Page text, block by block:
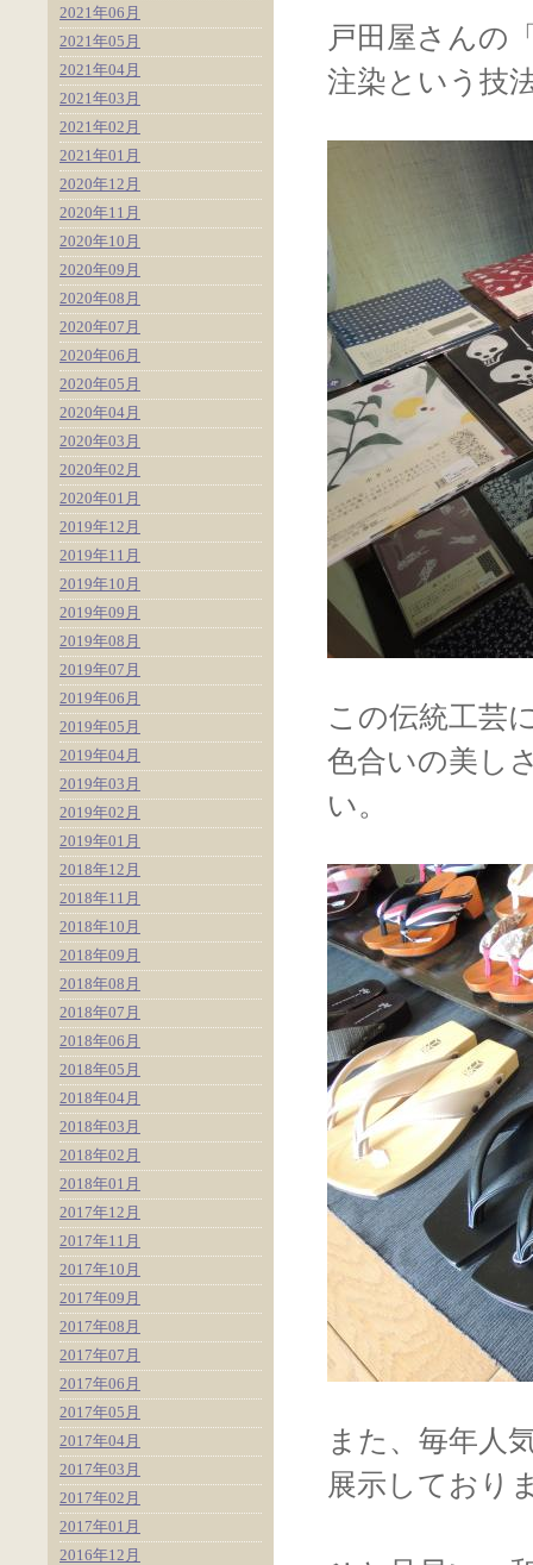
戸田屋さんの
注染という技
この伝統工芸
色合いの美し
い。
また、毎年人
展示しており
2021年06月
2021年05月
2021年04月
2021年03月
2021年02月
2021年01月
2020年12月
2020年11月
2020年10月
2020年09月
2020年08月
2020年07月
2020年06月
2020年05月
2020年04月
2020年03月
2020年02月
2020年01月
2019年12月
2019年11月
2019年10月
2019年09月
2019年08月
2019年07月
2019年06月
2019年05月
2019年04月
2019年03月
2019年02月
2019年01月
2018年12月
2018年11月
2018年10月
2018年09月
2018年08月
2018年07月
2018年06月
2018年05月
2018年04月
2018年03月
2018年02月
2018年01月
2017年12月
2017年11月
2017年10月
2017年09月
2017年08月
2017年07月
2017年06月
2017年05月
2017年04月
2017年03月
2017年02月
2017年01月
2016年12月